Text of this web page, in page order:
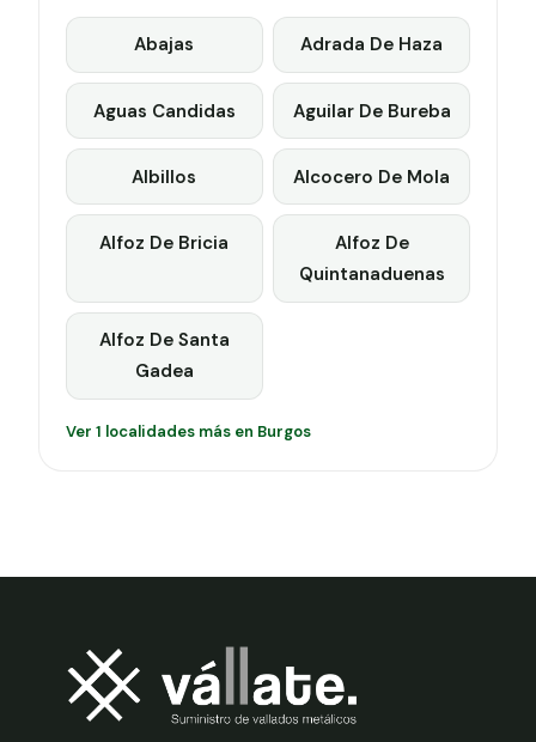
Abajas Adrada De Haza
Aguas Candidas Aguilar De Bureba
Albillos Alcocero De Mola
Alfoz De Bricia
Alfoz De
Quintanaduenas
Alfoz De Santa
Gadea
Ver 1 localidades más en Burgos